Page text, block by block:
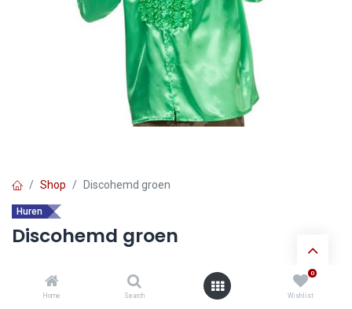
Home Search
0
Wishlist
Shop Discohemd groen
Huren
Discohemd groen
Ontdek de voordelen van huur verkleedkledij